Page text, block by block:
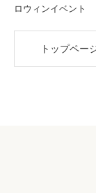
ロウィンイベント
トップペー